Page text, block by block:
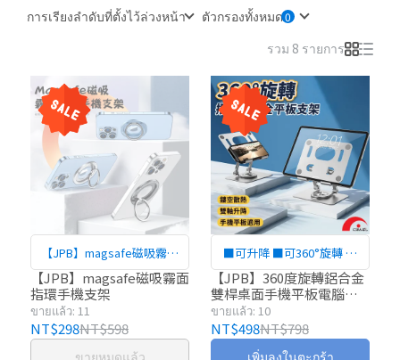
การเรียงลำดับที่ตั้งไว้ล่วงหน้า
ตัวกรองทั้งหมด
รวม 8 รายการ
【JPB】magsafe磁吸霧面
指環手機支架
【JPB】magsafe磁吸霧面
指環手機支架
ขายแล้ว: 11
NT$298NT$598
ขายหมดแล้ว
■可升降 ■可360°旋轉 ■
鋁合金支架承重力強
【JPB】360度旋轉鋁合金
雙桿桌面手機平板電腦支
架
ขายแล้ว: 10
NT$498NT$798
เพิ่มลงในตะกร้า